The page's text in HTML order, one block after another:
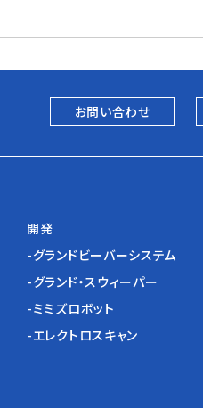
お問い合わせ
開発
-グランドビーバーシステム
-グランド・スウィーパー
-ミミズロボット
-エレクトロスキャン